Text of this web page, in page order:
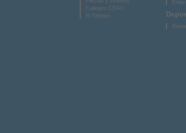
Callejero CDAU
El Tiempo